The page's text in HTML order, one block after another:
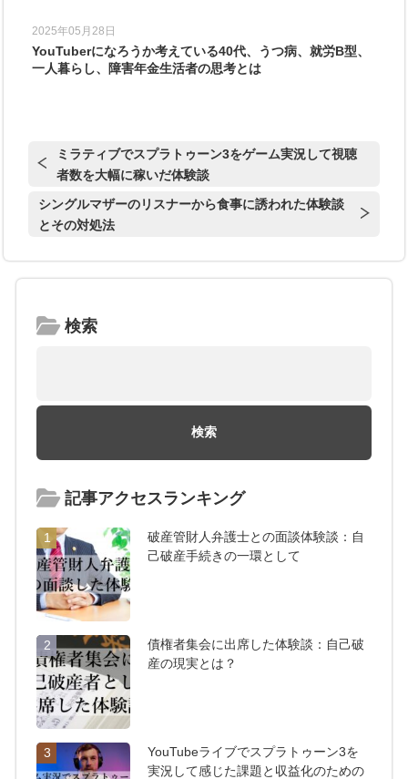
2025年05月28日
YouTuberになろうか考えている40代、うつ病、就労B型、
一人暮らし、障害年金生活者の思考とは
ミラティブでスプラトゥーン3をゲーム実況して視聴
者数を大幅に稼いだ体験談
シングルマザーのリスナーから食事に誘われた体験談
とその対処法
検索
記事アクセスランキング
1
破産管財人弁護士との面談体験談：自
己破産手続きの一環として
2
債権者集会に出席した体験談：自己破
産の現実とは？
3
YouTubeライブでスプラトゥーン3を
実況して感じた課題と収益化のための